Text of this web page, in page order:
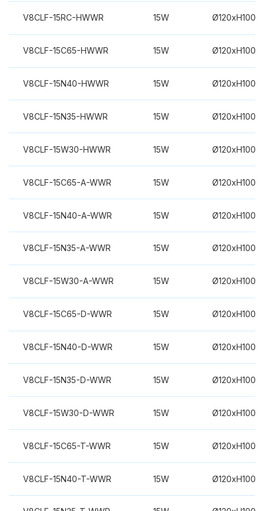
V8CLF-15RC-HWWR 15W
V8CLF-15C65-HWWR 15W
V8CLF-15N40-HWWR 15W
V8CLF-15N35-HWWR 15W
V8CLF-15W30-HWWR 15W
V8CLF-15C65-A-WWR 15W
V8CLF-15N40-A-WWR 15W
V8CLF-15N35-A-WWR 15W
V8CLF-15W30-A-WWR 15W
V8CLF-15C65-D-WWR 15W
V8CLF-15N40-D-WWR 15W
V8CLF-15N35-D-WWR 15W
V8CLF-15W30-D-WWR 15W
V8CLF-15C65-T-WWR 15W
V8CLF-15N40-T-WWR 15W